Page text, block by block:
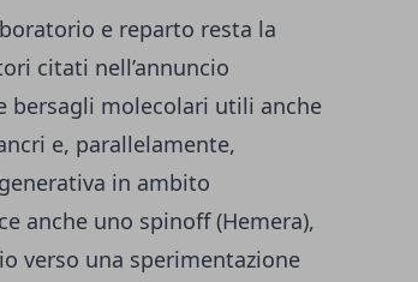
e reparto resta la
citati nell’annuncio
bersagli molecolari utili anche
e, parallelamente,
in ambito
anche uno spinoff (Hemera),
verso una sperimentazione